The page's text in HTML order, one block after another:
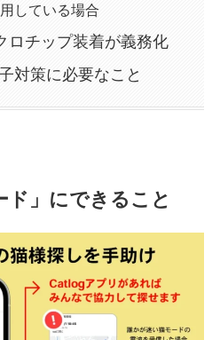
している場合
ロチップ装着が義務化
対策に必要なこと
ド」にできること